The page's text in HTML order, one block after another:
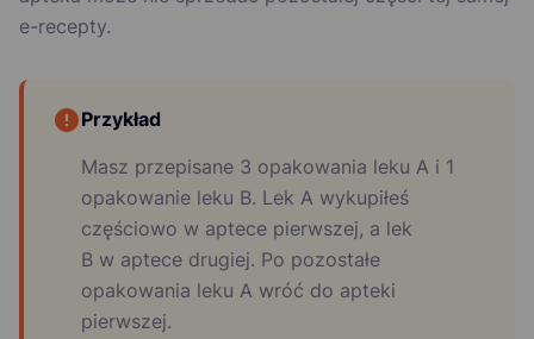
e-recepty.
Przykład
Masz przepisane 3 opakowania leku A i 1
opakowanie leku B. Lek A wykupiłeś
częściowo w aptece pierwszej, a lek
B w aptece drugiej. Po pozostałe
opakowania leku A wróć do apteki
pierwszej.